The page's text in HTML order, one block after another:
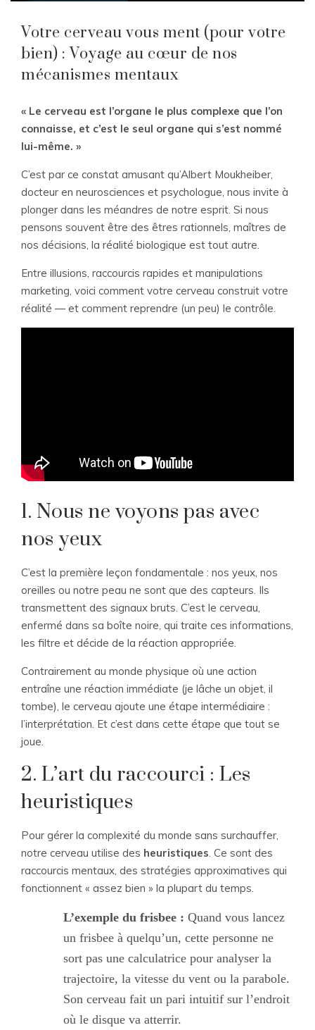
Votre cerveau vous ment (pour votre
bien) : Voyage au cœur de nos
mécanismes mentaux
« Le cerveau est l’organe le plus complexe que l’on
connaisse, et c’est le seul organe qui s’est nommé
lui-même. »
C’est par ce constat amusant qu’Albert Moukheiber,
docteur en neurosciences et psychologue, nous invite à
plonger dans les méandres de notre esprit. Si nous
pensons souvent être des êtres rationnels, maîtres de
nos décisions, la réalité biologique est tout autre.
Entre illusions, raccourcis rapides et manipulations
marketing, voici comment votre cerveau construit votre
réalité — et comment reprendre (un peu) le contrôle.
1. Nous ne voyons pas avec
nos yeux
C’est la première leçon fondamentale : nos yeux, nos
oreilles ou notre peau ne sont que des capteurs. Ils
transmettent des signaux bruts. C’est le cerveau,
enfermé dans sa boîte noire, qui traite ces informations,
les filtre et décide de la réaction appropriée.
Contrairement au monde physique où une action
entraîne une réaction immédiate (je lâche un objet, il
tombe), le cerveau ajoute une étape intermédiaire :
l’interprétation. Et c’est dans cette étape que tout se
joue.
2. L’art du raccourci : Les
heuristiques
Pour gérer la complexité du monde sans surchauffer,
notre cerveau utilise des heuristiques. Ce sont des
raccourcis mentaux, des stratégies approximatives qui
fonctionnent « assez bien » la plupart du temps.
L’exemple du frisbee : Quand vous lancez
un frisbee à quelqu’un, cette personne ne
sort pas une calculatrice pour analyser la
trajectoire, la vitesse du vent ou la parabole.
Son cerveau fait un pari intuitif sur l’endroit
où le disque va atterrir.